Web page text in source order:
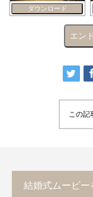
ダウンロード
エン
この記
結婚式ムービー